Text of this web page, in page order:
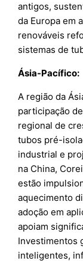
antigos,
da Europa em
renováveis
sistemas de
Ásia-Pacífico:
A região da
participação
regional de
tubos pré-
industrial e
na China,
estão
aquecimento
adoção em
apoiam
Investimentos
inteligentes,